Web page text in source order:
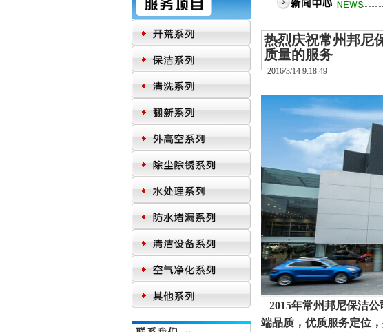
热烈庆祝常州邦尼
质量的服务
2016/3/14 9:18:49
2015年常州邦尼保洁
端品质，优质服务定位